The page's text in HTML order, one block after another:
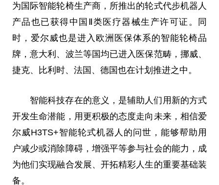
为国际智能轮椅生产商，所推出的轮式代步机器人
产品也已获得中国Ⅱ类医疗器械生产许可证。同
时，爱尔威也是进入欧洲医保体系的智能轮椅品
牌，意大利、波兰等国均已进入医保范畴，挪威、
捷克、比利时、法国、德国也在计划推进之中。
智能科技存在的意义，是辅助人们用新的方式
开发生命潜能，用更积极的态度走向未来，相信爱
尔威H3TS+智能轮式机器人的问世，能够帮助用
户减少或消除障碍，增强平等参与社会的能力，成
为他们实现融合发展、开拓精彩人生的重要基础装
备。